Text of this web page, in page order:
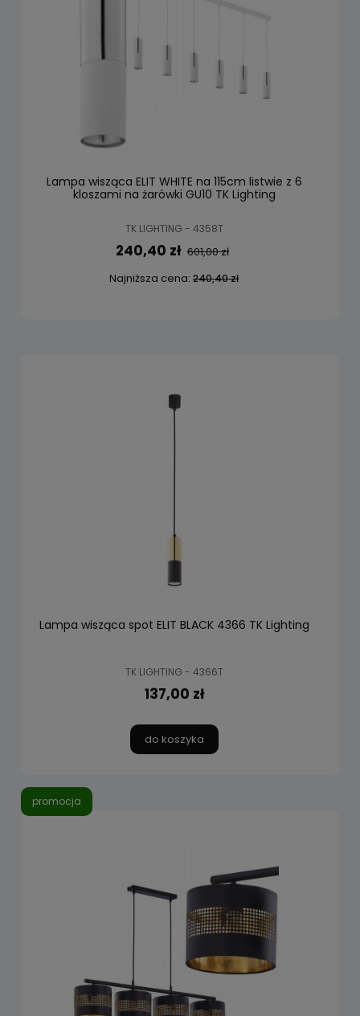
Lampa wisząca ELIT WHITE na 115cm listwie z 6
kloszami na żarówki GU10 TK Lighting
TK LIGHTING - 4358T
240,40 zł 601,00 zł
Najniższa cena: 240,40 zł
Lampa wisząca spot ELIT BLACK 4366 TK Lighting
TK LIGHTING - 4366T
137,00 zł
do koszyka
promocja